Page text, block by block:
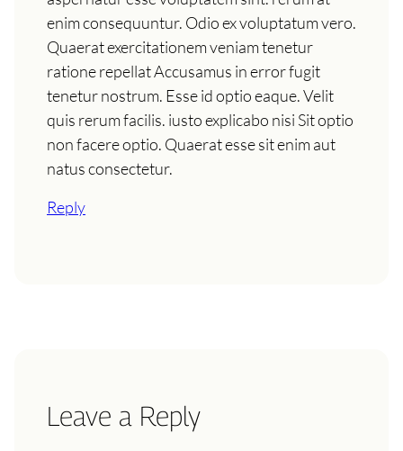
enim consequuntur. Odio ex voluptatum vero.
Quaerat exercitationem veniam tenetur
ratione repellat Accusamus in error fugit
tenetur nostrum. Esse id optio eaque. Velit
quis rerum facilis. iusto explicabo nisi Sit optio
non facere optio. Quaerat esse sit enim aut
natus consectetur.
Reply
Leave a Reply